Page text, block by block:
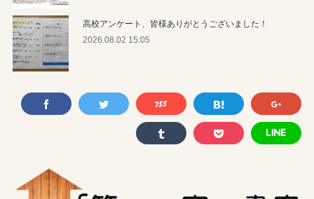
高校アンケート、皆様ありがとうございました！
2026.08.02 15:05